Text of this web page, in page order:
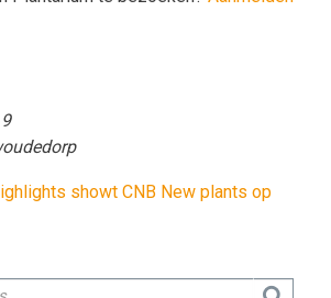
showt CNB New plants op